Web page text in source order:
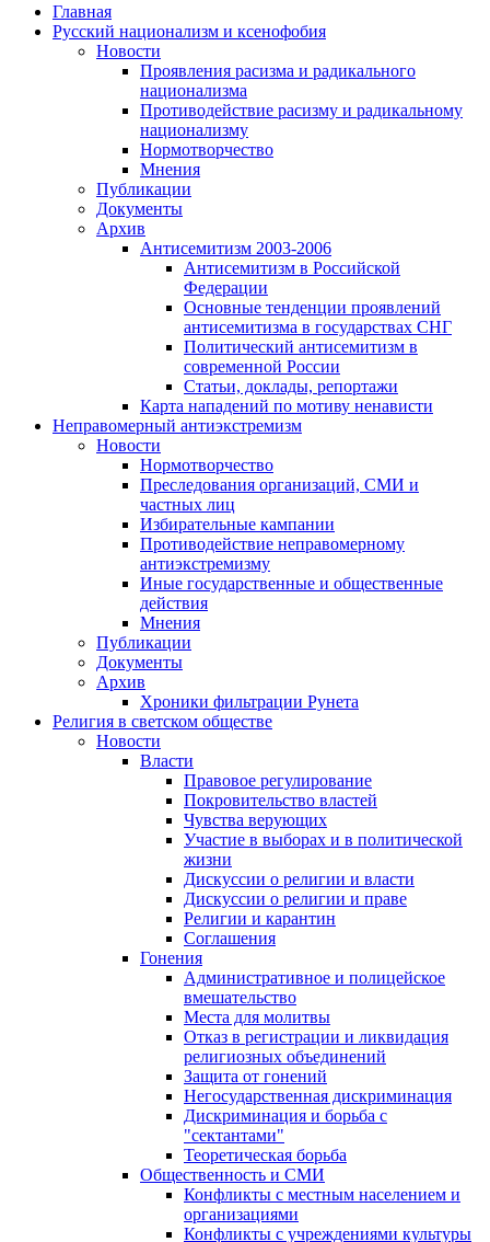
Главная
Русский национализм и ксенофобия
Новости
Проявления расизма и радикального
национализма
Противодействие расизму и радикальному
национализму
Нормотворчество
Мнения
Публикации
Документы
Архив
Антисемитизм 2003-2006
Антисемитизм в Российской
Федерации
Основные тенденции проявлений
антисемитизма в государствах СНГ
Политический антисемитизм в
современной России
Статьи, доклады, репортажи
Карта нападений по мотиву ненависти
Неправомерный антиэкстремизм
Новости
Нормотворчество
Преследования организаций, СМИ и
частных лиц
Избирательные кампании
Противодействие неправомерному
антиэкстремизму
Иные государственные и общественные
действия
Мнения
Публикации
Документы
Архив
Хроники фильтрации Рунета
Религия в светском обществе
Новости
Власти
Правовое регулирование
Покровительство властей
Чувства верующих
Участие в выборах и в политической
жизни
Дискуссии о религии и власти
Дискуссии о религии и праве
Религии и карантин
Соглашения
Гонения
Административное и полицейское
вмешательство
Места для молитвы
Отказ в регистрации и ликвидация
религиозных объединений
Защита от гонений
Негосударственная дискриминация
Дискриминация и борьба с
"сектантами"
Теоретическая борьба
Общественность и СМИ
Конфликты с местным населением и
организациями
Конфликты с учреждениями культуры